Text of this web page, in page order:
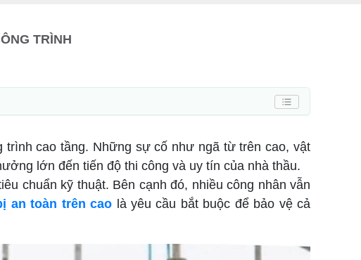
TRÌNH
trình cao tầng. Những sự cố như ngã từ trên cao, vật
lớn đến tiến độ thi công và uy tín của nhà thầu.
chuẩn kỹ thuật. Bên cạnh đó, nhiều công nhân vẫn
an toàn trên cao là yêu cầu bắt buộc để bảo vệ cả